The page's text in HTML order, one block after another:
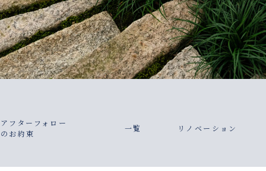
アフターフォロー
のお約束
一覧 リノベーション